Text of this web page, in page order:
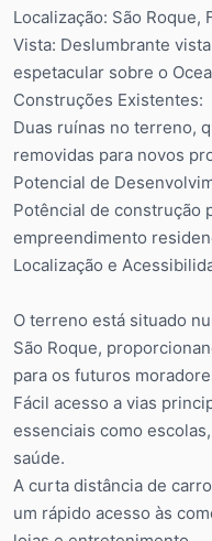
Localização: São Roque,
Vista: Deslumbrante
espetacular sobre o
Construções Existentes:
Duas ruínas no terreno,
removidas para novos
Potencial de
Potêncial de construção
empreendimento
Localização e
O terreno está situado
São Roque,
para os futuros
Fácil acesso a vias
essenciais como
saúde.
A curta distância de
um rápido acesso às